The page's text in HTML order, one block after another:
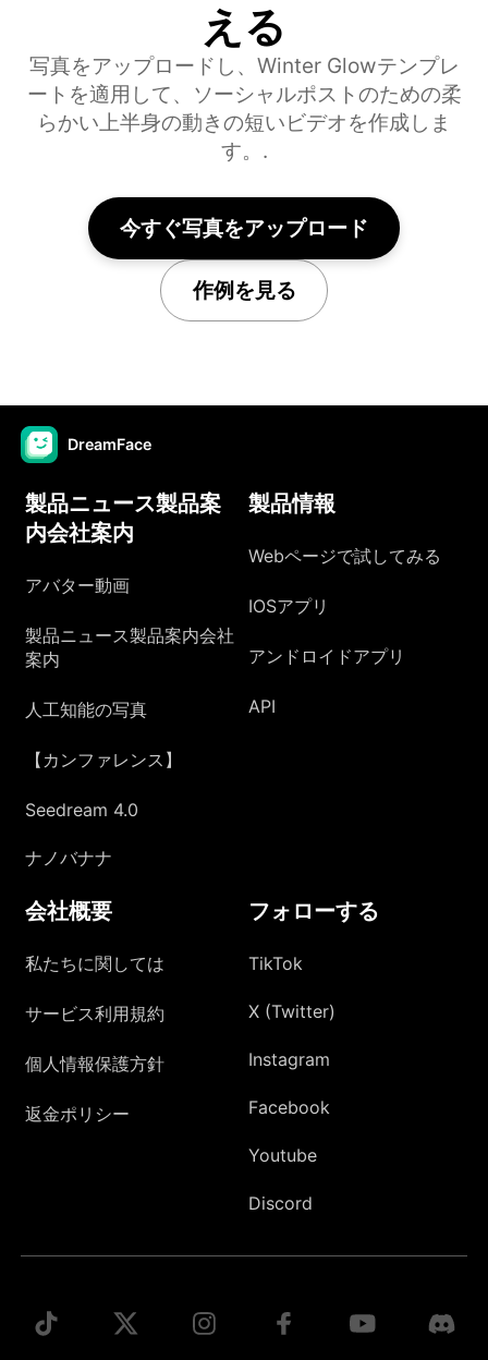
える
写真をアップロードし、Winter Glowテンプレ
ートを適用して、ソーシャルポストのための柔
らかい上半身の動きの短いビデオを作成しま
す。.
今すぐ写真をアップロード
作例を見る
DreamFace
製品ニュース製品案
内会社案内
アバター動画
製品ニュース製品案内会社
案内
人工知能の写真
【カンファレンス】
Seedream 4.0
ナノバナナ
製品情報
Webページで試してみる
IOSアプリ
アンドロイドアプリ
API
会社概要
私たちに関しては
サービス利用規約
個人情報保護方針
返金ポリシー
フォローする
TikTok
X (Twitter)
Instagram
Facebook
Youtube
Discord